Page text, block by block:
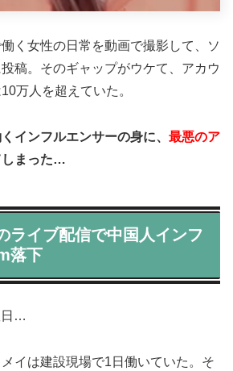
く女性の日常を動画で撮影して、ソ
稿。そのギャップがウケて、アカウ
万人を超えていた。
インフルエンサーの身に、 最悪のア
しまった…
ライブ配信で中国人インフ
落下
日…
イは建設現場で1日働いていた。そ